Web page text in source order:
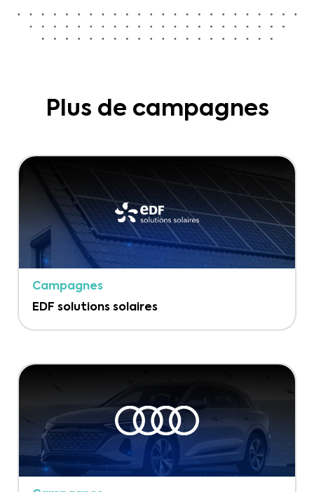
Plus de campagnes
Campagnes
EDF solutions solaires